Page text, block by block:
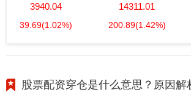
3940.04
39.69(1.02%)
14311.01
200.89(1.42%)
股票配资穿仓是什么意思？原因解